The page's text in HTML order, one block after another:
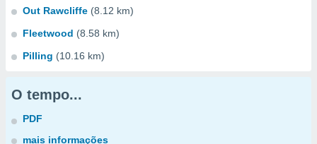
Out Rawcliffe (8.12 km)
Fleetwood (8.58 km)
Pilling (10.16 km)
O tempo...
PDF
mais informações